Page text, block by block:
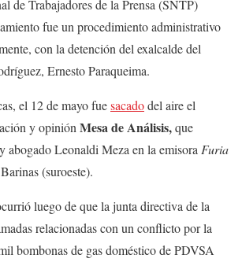
de Trabajadores de la Prensa (SNTP)
fue un procedimiento administrativo
con la detención del exalcalde del
Ernesto Paraqueima.
el 12 de mayo fuesacadodel aire el
y opinión Mesa de Análisis,que
abogado Leonaldi Meza en la emisora Furia
(suroeste).
luego de que la junta directiva de la
relacionadas con un conflicto por la
bombonas de gas doméstico de PDVSA